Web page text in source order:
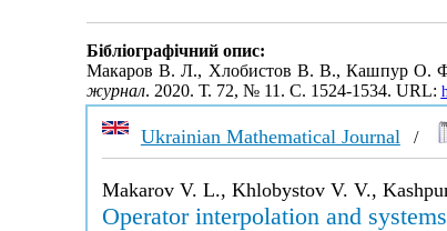
Бібліографічний опис:
Макаров В. Л., Хлобистов В. В., Кашпур О. Ф.
журнал. 2020. Т. 72, № 11. С. 1524-1534. URL:
Ukrainian Mathematical Journal /
Makarov V. L., Khlobystov V. V.,
Operator interpolation and